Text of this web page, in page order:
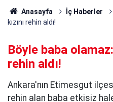
Anasayfa İç Haberler
kızını rehin aldı!
Böyle baba
rehin aldı!
Ankara'nın Etimesgut
rehin alan baba etkisiz